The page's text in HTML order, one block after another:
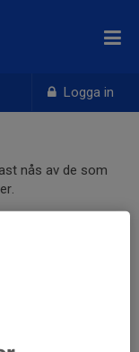
Logga in
nås av de som